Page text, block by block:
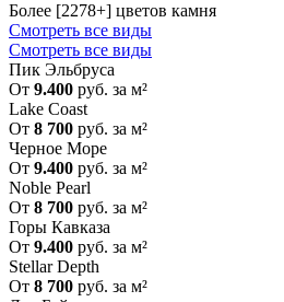
Более [2278+] цветов камня
Смотреть все виды
Смотреть все виды
Пик Эльбруса
От 9.400 руб. за м²
Lake Coast
От 8 700 руб. за м²
Черное Море
От 9.400 руб. за м²
Noble Pearl
От 8 700 руб. за м²
Горы Кавказа
От 9.400 руб. за м²
Stellar Depth
От 8 700 руб. за м²